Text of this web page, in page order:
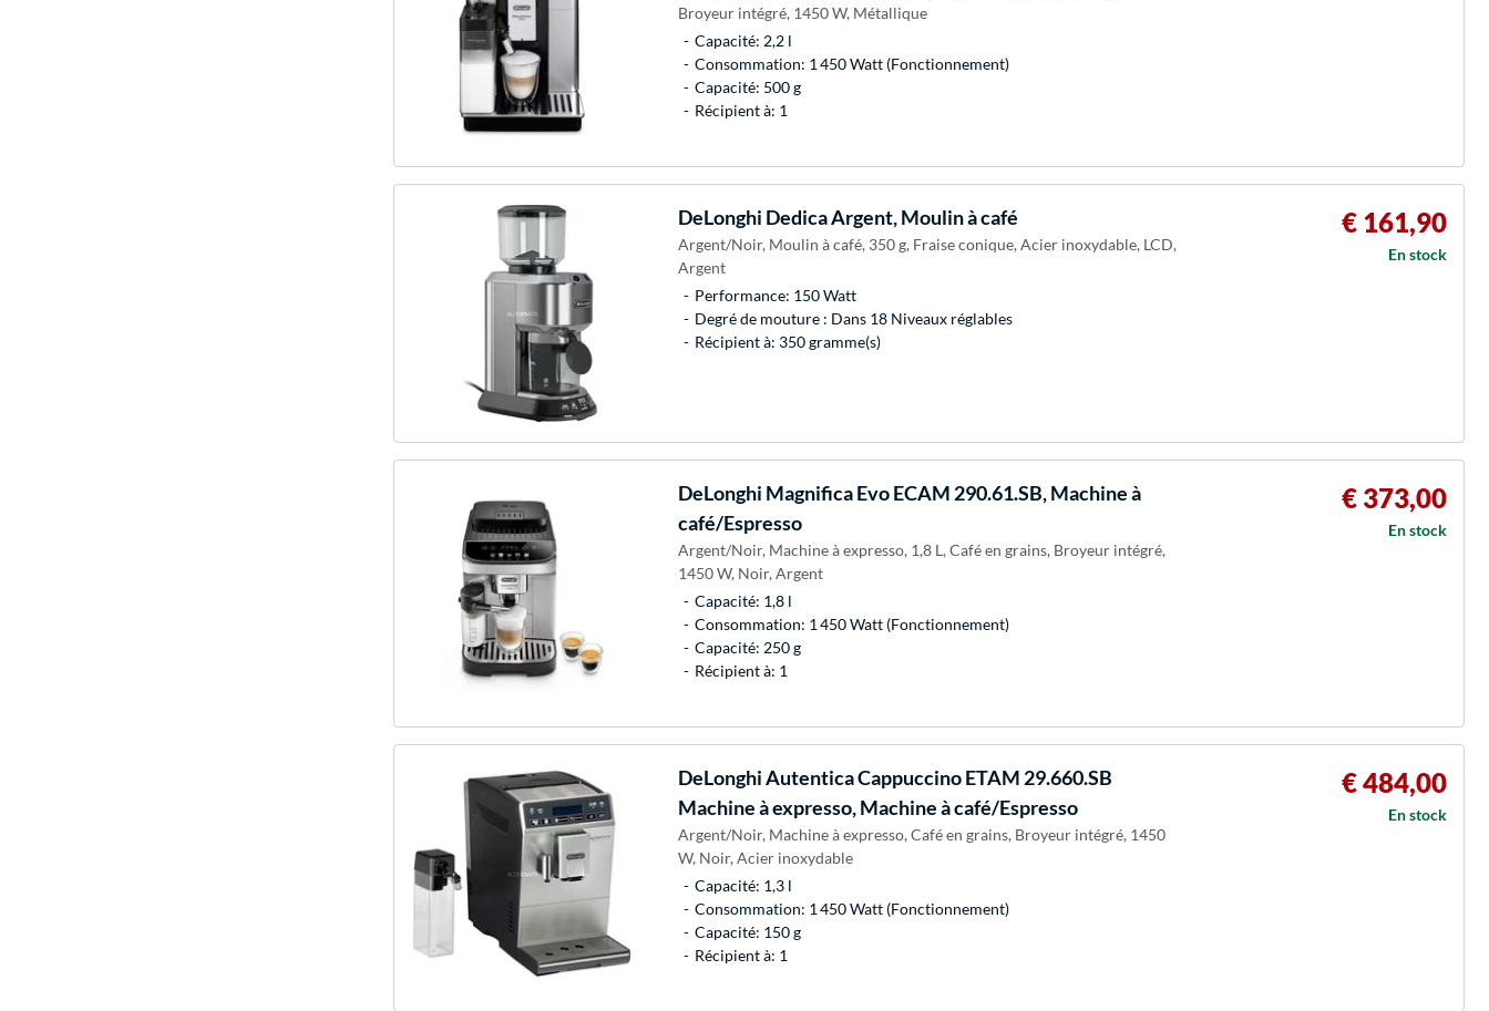
Broyeur intégré, 1450 W, Métallique
Capacité: 2,2 l
Consommation: 1 450 Watt (Fonctionnement)
Capacité: 500 g
Récipient à: 1
DeLonghi Dedica Argent, Moulin à café
Argent/Noir, Moulin à café, 350 g, Fraise conique, Acier inoxydable, LCD,
Argent
Performance: 150 Watt
Degré de mouture : Dans 18 Niveaux réglables
Récipient à: 350 gramme(s)
€ 161,90
En stock
DeLonghi Magnifica Evo ECAM 290.61.SB, Machine à
café/Espresso
Argent/Noir, Machine à expresso, 1,8 L, Café en grains, Broyeur intégré,
1450 W, Noir, Argent
Capacité: 1,8 l
Consommation: 1 450 Watt (Fonctionnement)
Capacité: 250 g
Récipient à: 1
€ 373,00
En stock
DeLonghiAutentica Cappuccino ETAM 29.660.SB
Machine à expresso, Machine à café/Espresso
Argent/Noir, Machine à expresso, Café en grains, Broyeur intégré, 1450
W, Noir, Acier inoxydable
Capacité: 1,3 l
Consommation: 1 450 Watt (Fonctionnement)
Capacité: 150 g
Récipient à: 1
€ 484,00
En stock